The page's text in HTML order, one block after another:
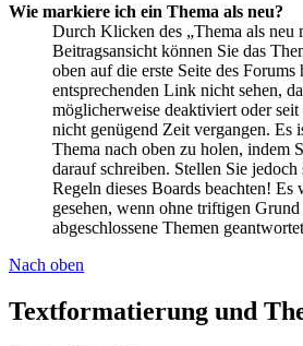
Wie markiere ich ein Thema als neu?
Durch Klicken des „Thema als neu
Beitragsansicht können Sie das
oben auf die erste Seite des Forums
entsprechenden Link nicht sehen,
möglicherweise deaktiviert oder
nicht genügend Zeit vergangen. Es
Thema nach oben zu holen, indem
darauf schreiben. Stellen Sie jedoch
Regeln dieses Boards beachten! Es
gesehen, wenn ohne triftigen
abgeschlossene Themen
Nach oben
Textformatierung und